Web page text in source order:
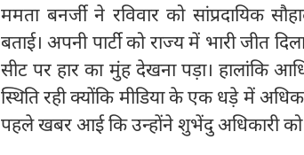
ममता बनर्जी ने रविवार को सांप्रदायिक
बताई। अपनी पार्टी को राज्य में भारी जीत
सीट पर हार का मुंह देखना पड़ा। हालांकि
स्थिति रही क्योंकि मीडिया के एक धड़े में
पहले खबर आई कि उन्होंने शुभेंदु अधिकारी को